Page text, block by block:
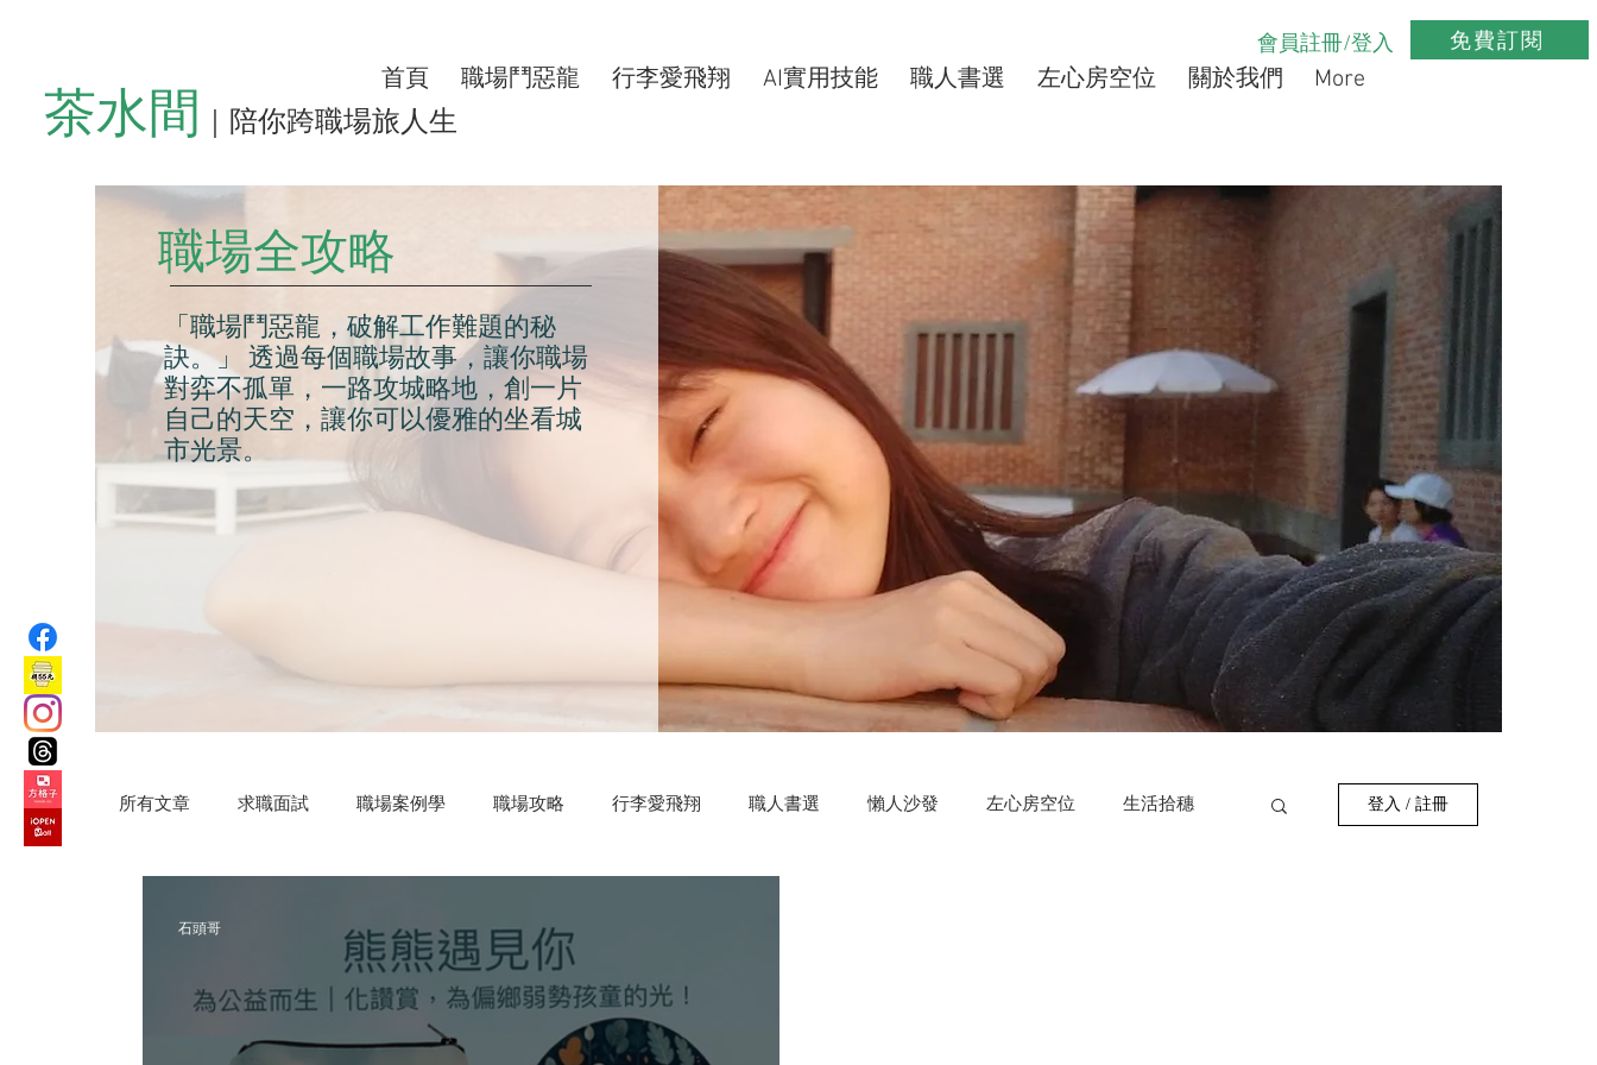
茶水間 ｜陪你跨職場旅人生
會員註冊/登入 免費訂閱
首頁 職場鬥惡龍 行李愛飛翔 AI實用技能 職人書選 左心房空位 關於我們 More
職場全攻略
「職場鬥惡龍，破解工作難題的秘
訣。」 透過每個職場故事，讓你職場
對弈不孤單，一路攻城略地，創一片
自己的天空，讓你可以優雅的坐看城
市光景。
所有文章 求職面試 職場案例學 職場攻略 行李愛飛翔 職人書選 懶人沙發 左心房空位 生活拾穗
微小說 Practical AI skills 新竹旅遊
登入 / 註冊
石頭哥